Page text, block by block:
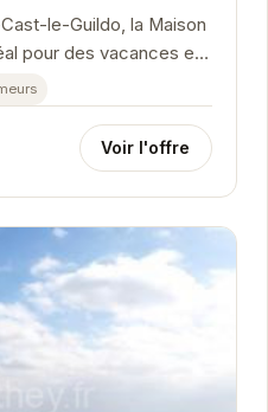
le-Guildo, la Maison
pour des vacances en
ses équipements...
Voir l'offre